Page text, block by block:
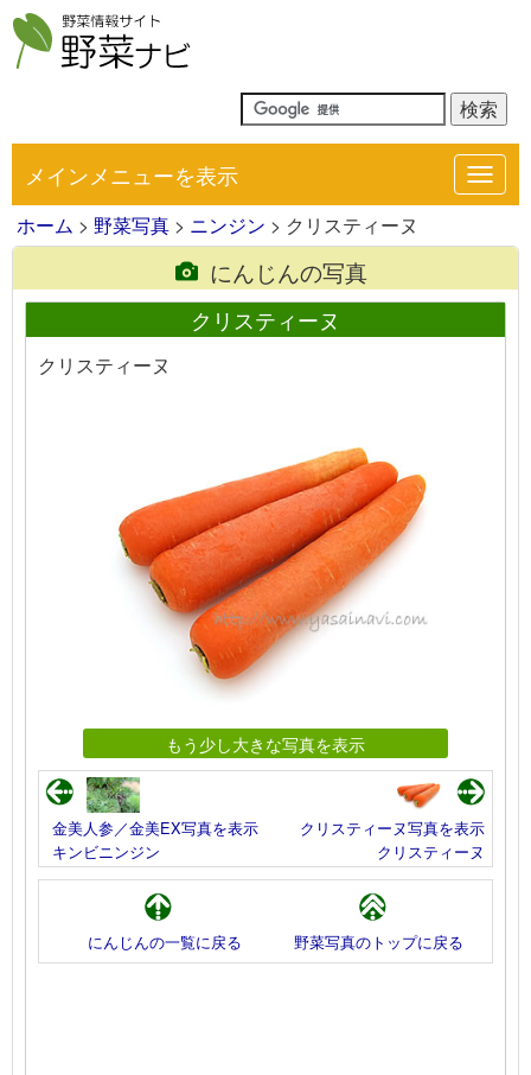
メインメニューを表示
ホーム > 野菜写真 > ニンジン > クリスティーヌ
にんじんの写真
クリスティーヌ
クリスティーヌ
もう少し大きな写真を表示
金美人参／金美EX写真を表示
キンビニンジン
クリスティーヌ写真を表示
クリスティーヌ
にんじんの一覧に戻る 野菜写真のトップに戻る